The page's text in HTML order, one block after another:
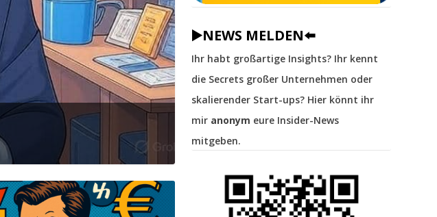
▶️NEWS MELDEN⬅️
Ihr habt großartige Insights? Ihr kennt
die Secrets großer Unternehmen oder
skalierender Start-ups? Hier könnt ihr
mir anonym eure Insider-News
mitgeben.